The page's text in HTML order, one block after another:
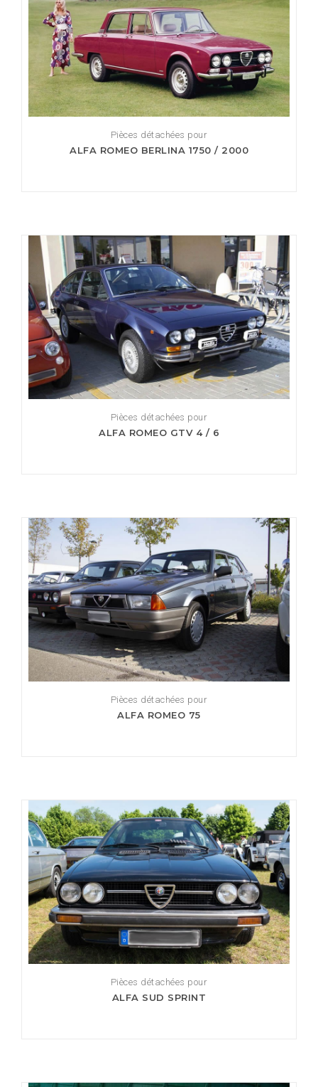
Pièces détachées pour
ALFA ROMEO BERLINA 1750 / 2000
Pièces détachées pour
ALFA ROMEO GTV 4 / 6
Pièces détachées pour
ALFA ROMEO 75
Pièces détachées pour
ALFA SUD SPRINT